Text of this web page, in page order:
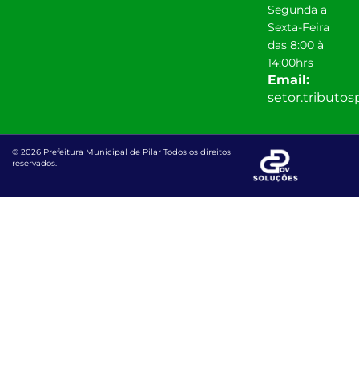
Segunda a
Sexta-Feira
das 8:00 à
14:00hrs
Email:
© 2026 Prefeitura Municipal de Pilar Todos os direitos
reservados.